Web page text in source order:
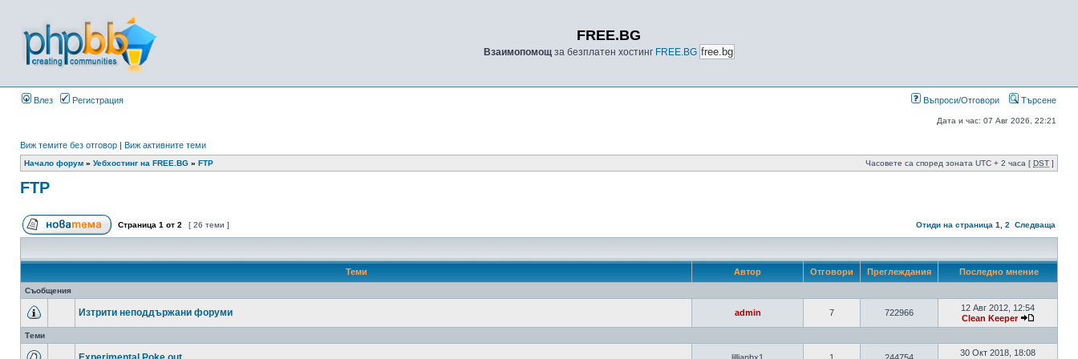
FREE.BG
Взаимопомощза безплатен хостинг FREE.BG
Влез Регистрация Въпроси/Отговори Търсене
Дата и час: 07 Авг 2026, 22:21
Виж темите без отговор | Виж активните теми
Начало форум » Уебхостинг на FREE.BG » FTP Часовете са според зоната UTC + 2 часа [ DST ]
FTP
Страница 1 от 2 [ 26 теми ] Отиди на страница 1 2 Следваща
Теми Автор Отговори Преглеждания Последно мнение
Съобщения
Изтрити неподдържани форуми admin 7 722966
12 Авг 2012, 12:54
Clean Keeper
Теми
30 Окт 2018, 18:08